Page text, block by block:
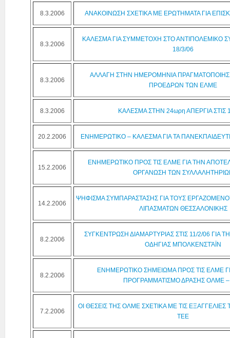
8.3.2006 ΑΝΑΚΟΙΝΩΣΗ ΣΧΕΤΙΚΑ ΜΕ ΕΡΩΤΗΜΑΤΑ ΓΙΑ
8.3.2006
ΚΑΛΕΣΜΑ ΓΙΑ ΣΥΜΜΕΤΟΧΗ ΣΤΟ ΑΝΤΙΠΟΛΕΜΙΚΟ
18/3/06
8.3.2006
ΑΛΛΑΓΗ ΣΤΗΝ ΗΜΕΡΟΜΗΝΙΑ
ΠΡΟΕΔΡΩΝ ΤΩΝ ΕΛΜΕ
8.3.2006 ΚΑΛΕΣΜΑ ΣΤΗΝ 24ωρη ΑΠΕΡΓΙΑ ΣΤΙΣ
20.2.2006 ΕΝΗΜΕΡΩΤΙΚΟ – ΚΑΛΕΣΜΑ ΓΙΑ ΤΑ
15.2.2006
ΕΝΗΜΕΡΩΤΙΚΟ ΠΡΟΣ ΤΙΣ ΕΛΜΕ ΓΙΑ ΤΗΝ
ΟΡΓΑΝΩΣΗ ΤΩΝ
14.2.2006
ΨΗΦΙΣΜΑ ΣΥΜΠΑΡΑΣΤΑΣΗΣ ΓΙΑ ΤΟΥΣ
ΛΙΠΑΣΜΑΤΩΝ ΘΕΣΣΑΛΟΝΙΚΗΣ
8.2.2006
ΣΥΓΚΕΝΤΡΩΣΗ ΔΙΑΜΑΡΤΥΡΙΑΣ ΣΤΙΣ 11/2/06 ΓΙΑ
ΟΔΗΓΙΑΣ ΜΠΟΛΚΕΝΣΤΆΪΝ
8.2.2006
ΕΝΗΜΕΡΩΤΙΚΟ ΣΗΜΕΙΩΜΑ ΠΡΟΣ ΤΙΣ ΕΛΜΕ
ΠΡΟΓΡΑΜΜΑΤΙΣΜΟ ΔΡΑΣΗΣ ΟΛΜΕ
7.2.2006
ΟΙ ΘΕΣΕΙΣ ΤΗΣ ΟΛΜΕ ΣΧΕΤΙΚΑ ΜΕ ΤΙΣ
ΤΕΕ